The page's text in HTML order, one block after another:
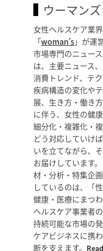
ウーマン
女性ヘルスケア業
「woman’s」が運
市場専門のニュー
は、主要ニュース
消費トレンド、テ
疾病構造の変化や
展、生き方・働き
に伴う、女性の健
細分化・複雑化・
どう対応していけ
いを立てながら、
お届けしています
材・分析・特集企
しているのは、「
健康・医療にまつ
ヘルスケア事業者
持続可能な市場の
ケアビジネスに携
断を支えます。